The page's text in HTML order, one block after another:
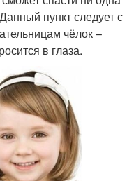
пункт следует с
чёлок –
в глаза.